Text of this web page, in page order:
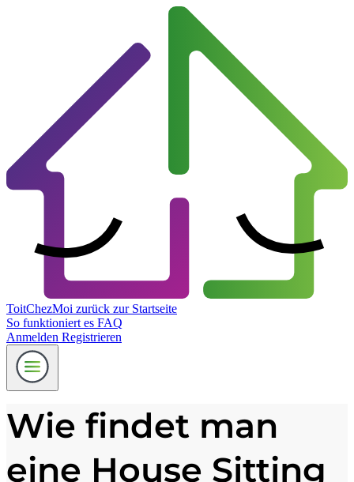
ToitChezMoi zurück zur Startseite
So funktioniert es FAQ
Anmelden Registrieren
Wie findet man
eine House Sitting